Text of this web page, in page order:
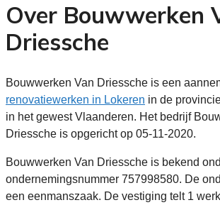
Over Bouwwerken
Driessche
Bouwwerken Van Driessche is een
renovatiewerken in Lokeren in de
in het gewest Vlaanderen. Het bedrijf
Driessche is opgericht op 05-11-2020.
Bouwwerken Van Driessche is bekend
ondernemingsnummer 757998580. De
een eenmanszaak. De vestiging telt 1